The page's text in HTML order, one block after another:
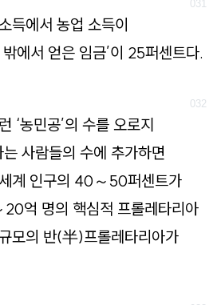
득에서 농업 소득이
에서 얻은 임금’이 25퍼센트다.
‘농민공’의 수를 오로지
사람들의 수에 추가하면
계 인구의 40～50퍼센트가
억 명의 핵심적 프롤레타리아
모의 반(半)프롤레타리아가